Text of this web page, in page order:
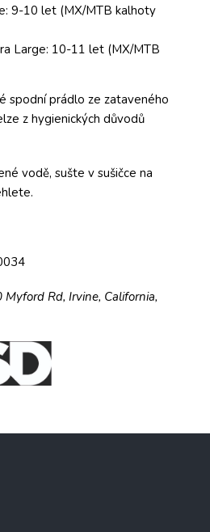
9-10 let (MX/MTB kalhoty
Large: 10-11 let (MX/MTB
spodní prádlo ze zataveného
z hygienických důvodů
vodě, sušte v sušičce na
Myford Rd, Irvine, California,